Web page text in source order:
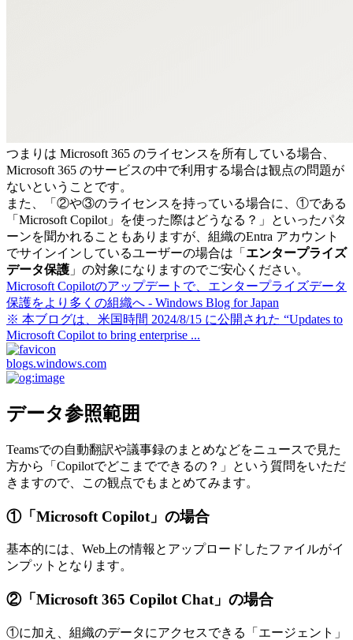
つまりは Microsoft 365 のライセンスを所有している場合、
Microsoft 365 のサービスの中で利用する場合は観点の問題が
ないということです。
また、「②や③のライセンスを持っている場合に、①である
「Microsoft Copilot」を使った際はどうなる？」といったパタ
ーンを聞かれることもありますが、組織のEntra アカウント
でサインインしているユーザーの場合は「 エンタープライズ
データ保護 」の対象になりますのでご安心ください。
Microsoft Copilotのアップデートで、エンタープライズデータ
保護をより多くの組織へ - Windows Blog for Japan
※ 本ブログは、米国時間 2024/8/15 に公開された “Updates to
Microsoft Copilot to bring enterprise ...
blogs.windows.com
データ参照範囲
Teamsでの自動翻訳や議事録のまとめなどをニュースで見た
方から「Copilotでどこまでできるの？」という質問をいただ
きますので、この観点でもまとめてみます。
①「Microsoft Copilot」の場合
基本的には、Web上の情報とアップロードしたファイルがイ
ンプットとなります。
②「Microsoft 365 Copilot Chat」の場合
①に加え、組織のデータにアクセスできる「エージェント」